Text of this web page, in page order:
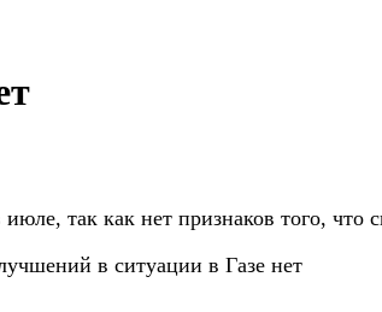
так как нет признаков того, что